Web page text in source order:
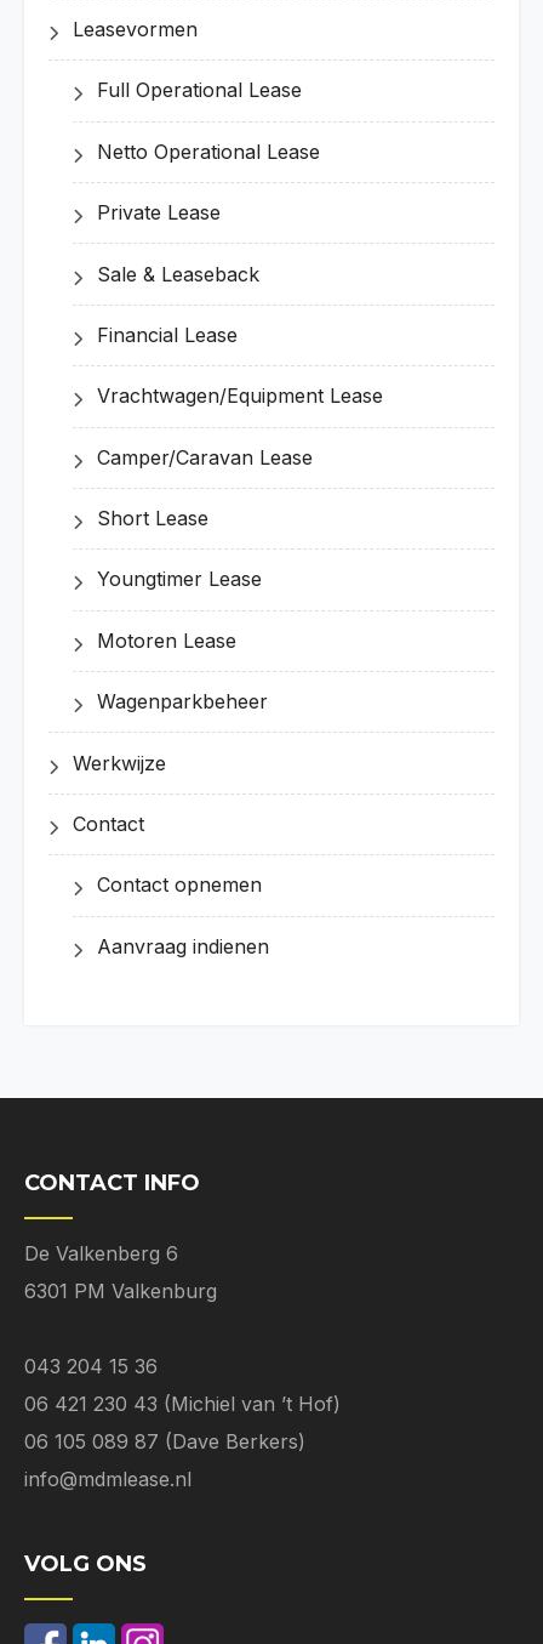
Leasevormen
Full Operational Lease
Netto Operational Lease
Private Lease
Sale & Leaseback
Financial Lease
Vrachtwagen/Equipment Lease
Camper/Caravan Lease
Short Lease
Youngtimer Lease
Motoren Lease
Wagenparkbeheer
Werkwijze
Contact
Contact opnemen
Aanvraag indienen
CONTACT INFO
De Valkenberg 6
6301 PM Valkenburg
043 204 15 36
06 421 230 43 (Michiel van ’t Hof)
06 105 089 87 (Dave Berkers)
info@mdmlease.nl
VOLG ONS